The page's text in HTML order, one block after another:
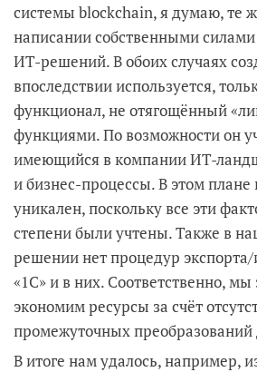
системы blockchain, я думаю, те
написании собственными
ИТ-решений. В обоих случаях
впоследствии используется,
функционал, не отягощённый
функциями. По возможности он
имеющийся в компании ИТ-
и бизнес-процессы. В этом
уникален, поскольку все эти
степени были учтены. Также в
решении нет процедур
«1С» и в них. Соответственно, мы
экономим ресурсы за счёт
промежуточных
В итоге нам удалось, например,